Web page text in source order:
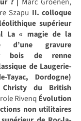
Szapu II. colloque
supérieur
La « magie de la
d’une gravure
bois de renne
de Laugerie-
Tayac, Dordogne)
du British
Rivenq Évolution
non utilitaires